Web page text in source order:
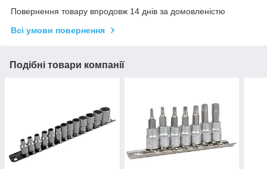
Повернення товару впродовж 14 днів за домовленістю
Всі умови повернення
Подібні товари компанії